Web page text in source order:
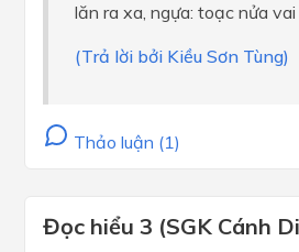
lăn ra xa, ngựa: toạc nửa vai
(Trả lời bởi Kiều Sơn Tùng)
Thảo luận (1)
Đọc hiểu 3 (SGK Cánh